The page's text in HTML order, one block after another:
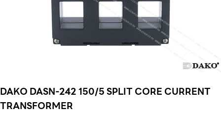
DAKO DASN-242 150/5 SPLIT CORE CURRENT
TRANSFORMER